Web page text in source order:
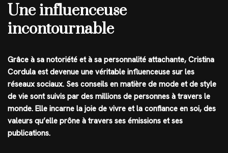
Une influenceuse
incontournable
Grâce à sa notoriété et à sa personnalité attachante, Cristina
Cordula est devenue une véritable influenceuse sur les
réseaux sociaux. Ses conseils en matière de mode et de style
de vie sont suivis par des millions de personnes à travers le
monde. Elle incarne la joie de vivre et la confiance en soi, des
valeurs qu’elle prône à travers ses émissions et ses
publications.